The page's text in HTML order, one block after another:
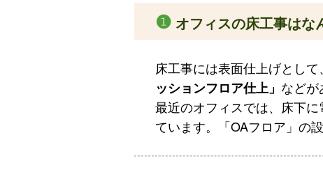
❶ オフィスの床工事はな
床工事には表面仕上げとして、
ッションフロア仕上」 などが
最近のオフィスでは、床下に
ています。「OAフロア」の